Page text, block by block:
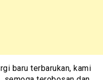
baru terbarukan, kami